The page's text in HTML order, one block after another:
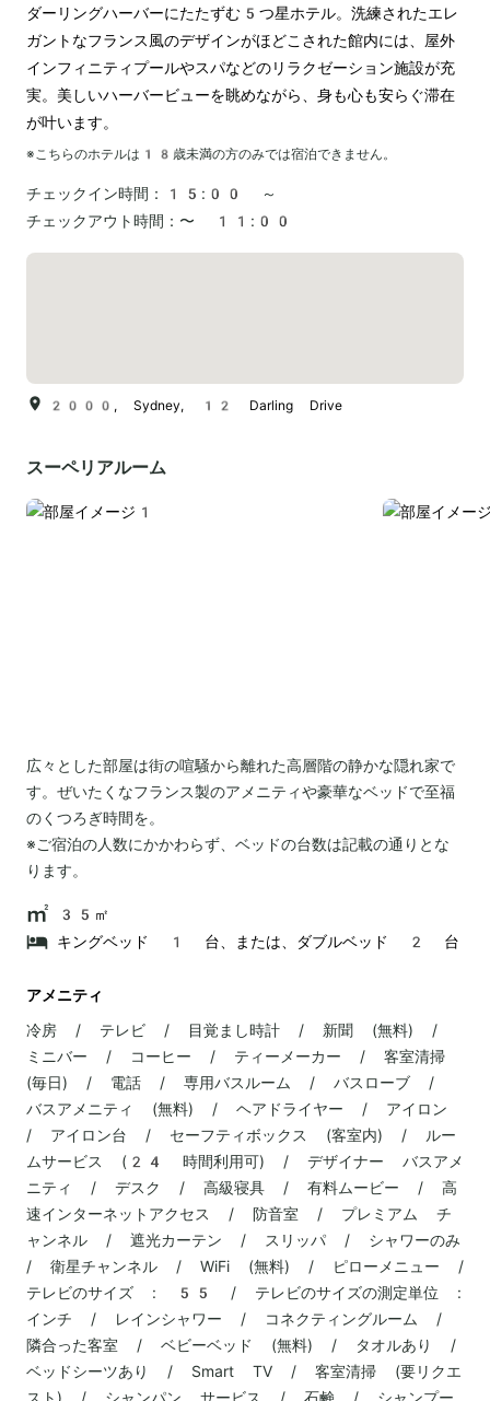
ダーリングハーバーにたたずむ5つ星ホテル。洗練されたエレ
ガントなフランス風のデザインがほどこされた館内には、屋外
インフィニティプールやスパなどのリラクゼーション施設が充
実。美しいハーバービューを眺めながら、身も心も安らぐ滞在
が叶います。
※こちらのホテルは 18 歳未満の方のみでは宿泊できません。
チェックイン時間：
15:00 ～
チェックアウト時間： 〜 11:00
2000, Sydney, 12 Darling Drive
スーペリアルーム
広々とした部屋は街の喧騒から離れた高層階の静かな隠れ家で
す。ぜいたくなフランス製のアメニティや豪華なベッドで至福
のくつろぎ時間を。
※ご宿泊の人数にかかわらず、ベッドの台数は記載の通りとな
ります。
35㎡
キングベッド 1 台、または、ダブルベッド 2 台
アメニティ
冷房 / テレビ / 目覚まし時計 / 新聞 (無料) /
ミニバー / コーヒー / ティーメーカー / 客室清掃
(毎日) / 電話 / 専用バスルーム / バスローブ /
バスアメニティ (無料) / ヘアドライヤー / アイロン
/ アイロン台 / セーフティボックス (客室内) / ルー
ムサービス (24 時間利用可) / デザイナー バスアメ
ニティ / デスク / 高級寝具 / 有料ムービー / 高
速インターネットアクセス / 防音室 / プレミアム チ
ャンネル / 遮光カーテン / スリッパ / シャワーのみ
/ 衛星チャンネル / WiFi (無料) / ピローメニュー /
テレビのサイズ : 55 / テレビのサイズの測定単位 :
インチ / レインシャワー / コネクティングルーム /
隣合った客室 / ベビーベッド (無料) / タオルあり /
ベッドシーツあり / Smart TV / 客室清掃 (要リクエ
スト) / シャンパン サービス / 石鹸 / シャンプー